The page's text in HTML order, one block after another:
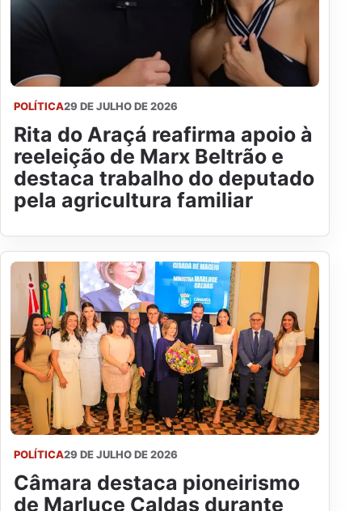
POLÍTICA29 DE JULHO DE 2026
Rita do Araçá reafirma apoio à
reeleição de Marx Beltrão e
destaca trabalho do deputado
pela agricultura familiar
POLÍTICA29 DE JULHO DE 2026
Câmara destaca pioneirismo
de Marluce Caldas durante